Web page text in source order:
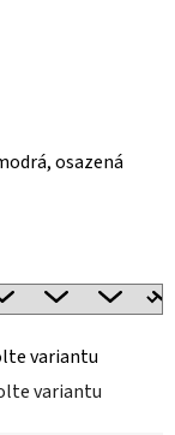
osazená
variantu
variantu